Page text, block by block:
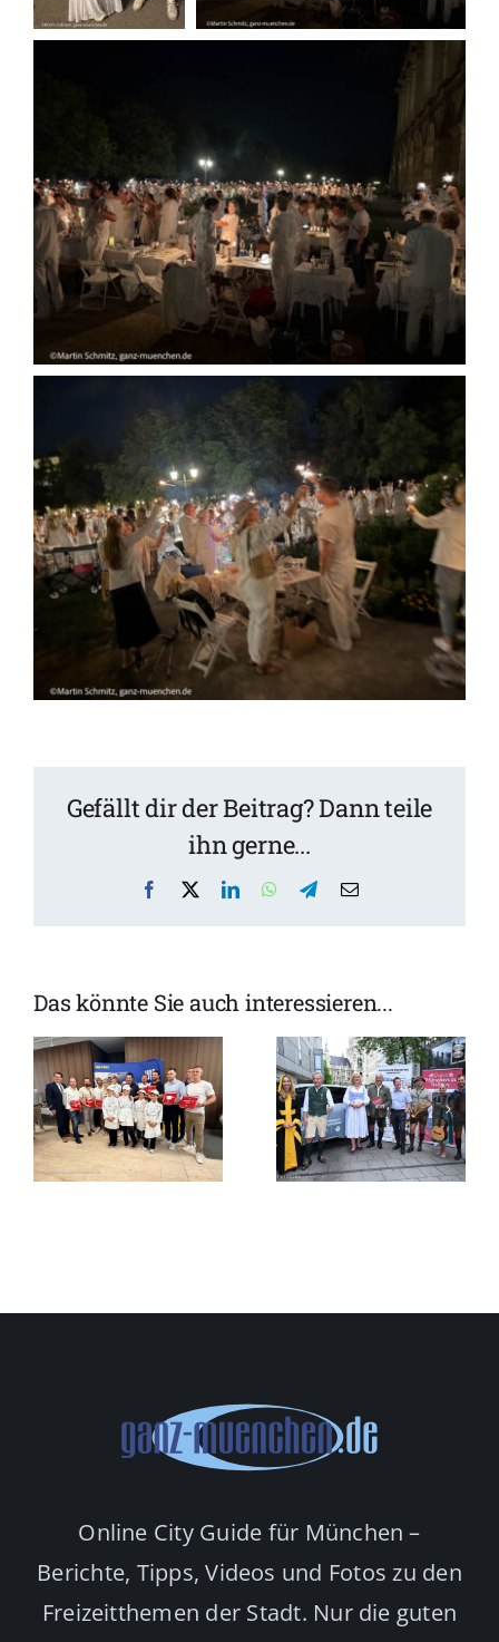
Gefällt dir der Beitrag? Dann teile
ihn gerne...
Facebook
X LinkedInWhatsApp
TelegramEmail
Das könnte Sie auch interessieren...
WirtshausWiesn
2026: Ganz
München ist
Wiesn vom
19.
September
„Traumzeit“
mit
Moderatorin
Alexander
Polzin und
Starkoch
Online City Guide für München –
Berichte, Tipps, Videos und Fotos zu den
Freizeitthemen der Stadt. Nur die guten